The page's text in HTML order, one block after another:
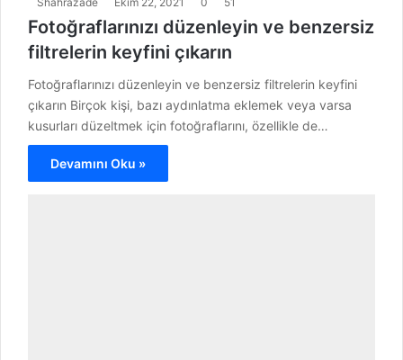
Fotoğraflarınızı düzenleyin ve benzersiz
filtrelerin keyfini çıkarın
Fotoğraflarınızı düzenleyin ve benzersiz filtrelerin keyfini
çıkarın Birçok kişi, bazı aydınlatma eklemek veya varsa
kusurları düzeltmek için fotoğraflarını, özellikle de…
Devamını Oku »